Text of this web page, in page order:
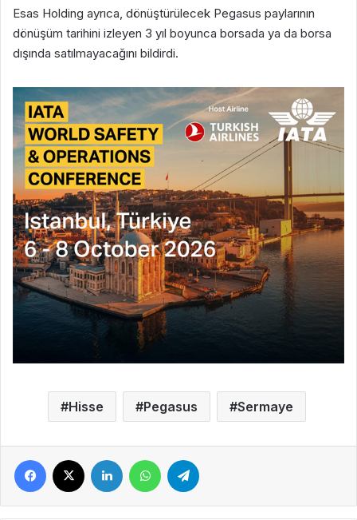
Esas Holding ayrıca, dönüştürülecek Pegasus paylarının
dönüşüm tarihini izleyen 3 yıl boyunca borsada ya da borsa
dışında satılmayacağını bildirdi.
Hisse Pegasus Sermaye
Facebook LinkedIn WhatsApp